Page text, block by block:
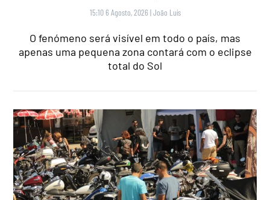
15:10 6 Agosto, 2026 |João Luís
O fenómeno será visível em todo o país, mas
apenas uma pequena zona contará com o eclipse
total do Sol